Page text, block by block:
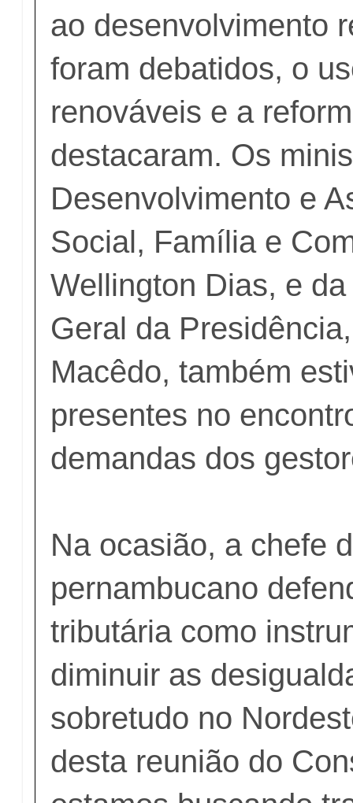
ao desenvolvimento
foram debatidos, o
renováveis e a
destacaram. Os
Desenvolvimento e
Social, Família e
Wellington Dias, e
Geral da
Macêdo, também
presentes no
demandas dos
Na ocasião, a chefe
pernambucano
tributária como
diminuir as
sobretudo no
desta reunião do